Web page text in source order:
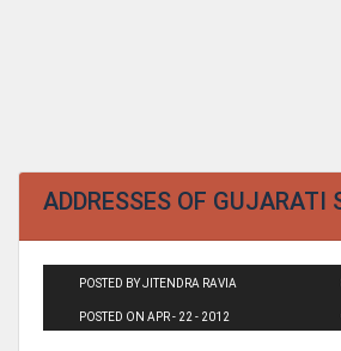
ADDRESSES OF
POSTED BY JITENDRA RAVIA
POSTED ON APR - 22 - 2012